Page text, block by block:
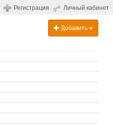
Регистрация Личный кабинет
Добавить